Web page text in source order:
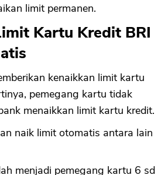
limit permanen.
Kartu Kredit BRI
kenaikkan limit kartu
pemegang kartu tidak
menaikkan limit kartu kredit.
naik limit otomatis antara lain
menjadi pemegang kartu 6 sd